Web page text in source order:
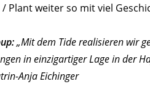
weiter so mit viel
„Mit dem Tide realisieren wir
in einzigartiger Lage in der
Anja Eichinger